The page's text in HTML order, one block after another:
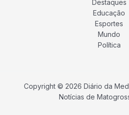
Destaques
Educação
Esportes
Mundo
Política
Copyright © 2026 Diário da
Notícias de